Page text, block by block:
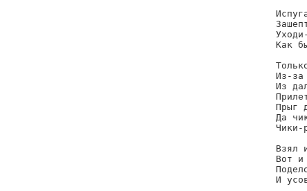
Как
Из-за
Из
Прыг
Да
Чики-
Взял
Вот и
И